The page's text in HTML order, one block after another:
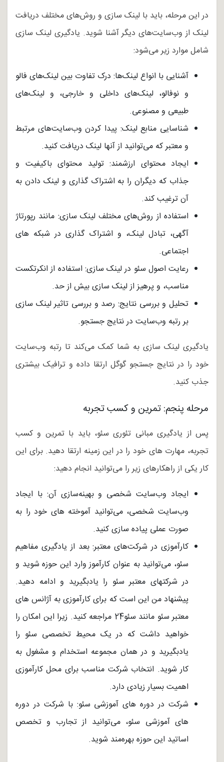
در این مرحله، باید با لینک سازی و روش‌های مختلف دریافت
لینک از وب‌سایت‌های دیگر آشنا شوید. یادگیری لینک سازی
شامل موارد زیر می‌شود:
آشنایی با انواع لینک‌ها: درک تفاوت بین لینک‌های فالو
و نوفالو، لینک‌های داخلی و خارجی، و لینک‌های
طبیعی و مصنوعی.
شناسایی منابع لینک: پیدا کردن وب‌سایت‌های مرتبط
و معتبر که می‌توانید از آنها لینک دریافت کنید.
ایجاد محتوای ارزشمند: تولید محتوای باکیفیت و
جذاب که دیگران را به اشتراک گذاری و لینک دادن به
آن ترغیب کند.
استفاده از روش‌های مختلف لینک سازی: مانند رپورتاژ
آگهی، تبادل لینک، و اشتراک گذاری در شبکه های
اجتماعی.
رعایت اصول سئو در لینک سازی: استفاده از انکرتکست
مناسب، و پرهیز از لینک سازی بیش از حد.
تحلیل و بررسی نتایج: رصد و بررسی تاثیر لینک سازی
بر رتبه وب‌سایت در نتایج جستجو.
یادگیری لینک سازی به شما کمک می‌کند تا رتبه وب‌سایت
خود را در نتایج جستجو گوگل ارتقا داده و ترافیک بیشتری
جذب کنید.
مرحله پنجم: تمرین و کسب تجربه
پس از یادگیری مبانی تئوری سئو، باید با تمرین و کسب
تجربه، مهارت های خود را در این زمینه ارتقا دهید. برای این
کار یکی از راهکارهای زیر را می‌توانید انجام دهید:
ایجاد وب‌سایت شخصی و بهینه‌سازی آن: با ایجاد
وب‌سایت شخصی، می‌توانید آموخته های خود را به
صورت عملی پیاده سازی کنید.
کارآموزی در شرکت‌های معتبر: بعد از یادگیری مفاهیم
سئو، می‌توانید به عنوان کارآموز وارد این حوزه شوید و
در شرکتهای معتبر سئو را یادبگیرید و ادامه دهید.
پیشنهاد من این است که برای کارآموزی به آژانس های
معتبر سئو مانند سئو24 مراجعه کنید. زیرا این امکان را
خواهید داشت که در یک محیط تخصصی سئو را
یادبگیرید و در همان مجموعه استخدام و مشغول به
کار شوید. انتخاب شرکت مناسب برای محل کارآموزی
اهمیت بسیار زیادی دارد.
شرکت در دوره های آموزشی سئو: با شرکت در دوره
های آموزشی سئو، می‌توانید از تجارب و تخصص
اساتید این حوزه بهره‌مند شوید.